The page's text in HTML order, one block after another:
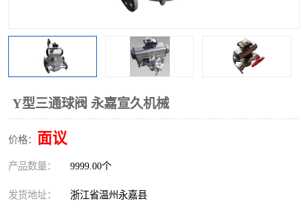
Y型三通球阀 永嘉宣久机械
价格： 面议
产品数量： 9999.00个
发货地址： 浙江省温州永嘉县
粉体分路阀
管道换向器 管路换向器